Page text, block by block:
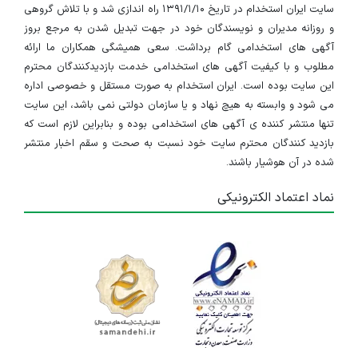
سایت ایران استخدام در تاریخ ۱۳۹۱/۱/۱۰ راه اندازی شد و با تلاش گروهی
و روزانه مدیران و نویسندگان خود در جهت تبدیل شدن به مرجع بروز
آگهی های استخدامی گام برداشت. سعی همیشگی همکاران ما ارائه
مطلوب و با کیفیت آگهی های استخدامی خدمت بازدیدکنندگان محترم
این سایت بوده است. ایران استخدام به صورت مستقل و خصوصی اداره
می شود و وابسته به هیچ نهاد و یا سازمان دولتی نمی باشد، این سایت
تنها منتشر کننده ی آگهی های استخدامی بوده و بنابراین لازم است که
بازدید کنندگان محترم سایت خود نسبت به صحت و سقم اخبار منتشر
شده در آن هوشیار باشند.
نماد اعتماد الکترونیکی